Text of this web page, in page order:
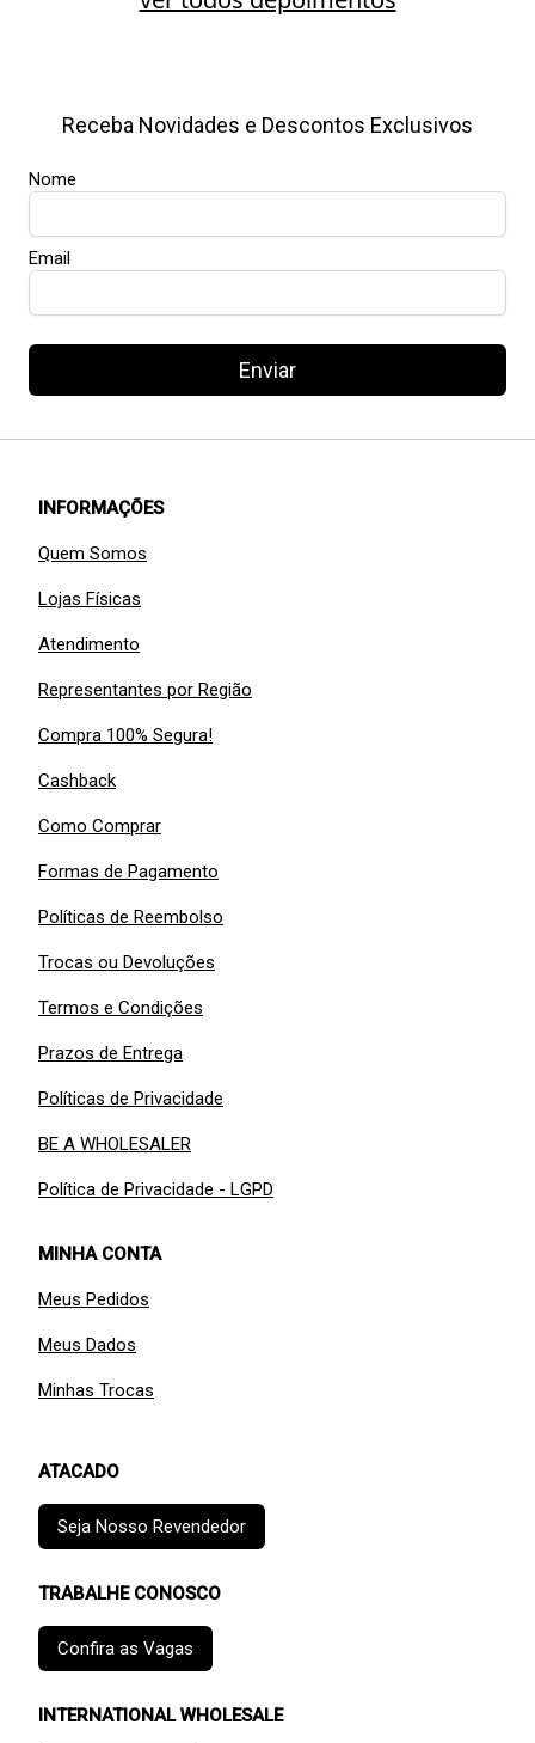
Receba Novidades e Descontos Exclusivos
Nome
Email
Enviar
INFORMAÇÕES
Quem Somos
Lojas Físicas
Atendimento
Representantes por Região
Compra 100% Segura!
Cashback
Como Comprar
Formas de Pagamento
Políticas de Reembolso
Trocas ou Devoluções
Termos e Condições
Prazos de Entrega
Políticas de Privacidade
BE A WHOLESALER
Política de Privacidade - LGPD
MINHA CONTA
Meus Pedidos
Meus Dados
Minhas Trocas
ATACADO
Seja Nosso Revendedor
TRABALHE CONOSCO
Confira as Vagas
INTERNATIONAL WHOLESALE